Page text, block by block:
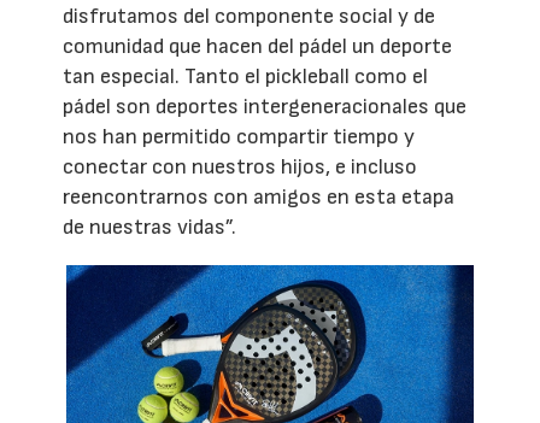
disfrutamos del componente social y de
comunidad que hacen del pádel un deporte
tan especial. Tanto el pickleball como el
pádel son deportes intergeneracionales que
nos han permitido compartir tiempo y
conectar con nuestros hijos, e incluso
reencontrarnos con amigos en esta etapa
de nuestras vidas”.